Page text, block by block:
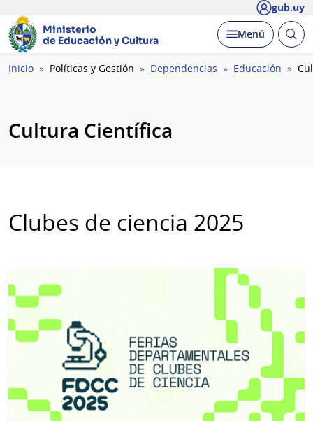
gub.uy
Ministerio
de Educación y Cultura
Desplegar
Menú Abrir
Ruta
Inicio Políticas y Gestión Dependencias Educación
Cultura Científica
Clubes de ciencia 2025